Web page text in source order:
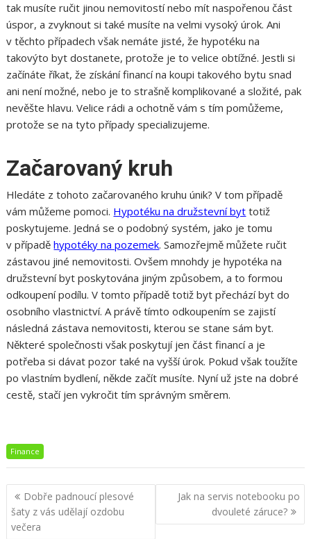
tak musíte ručit jinou nemovitostí nebo mít naspořenou část
úspor, a zvyknout si také musíte na velmi vysoký úrok. Ani
v těchto případech však nemáte jisté, že hypotéku na
takovýto byt dostanete, protože je to velice obtížné. Jestli si
začínáte říkat, že získání financí na koupi takového bytu snad
ani není možné, nebo je to strašně komplikované a složité, pak
nevěšte hlavu. Velice rádi a ochotně vám s tím pomůžeme,
protože se na tyto případy specializujeme.
Začarovaný kruh
Hledáte z tohoto začarovaného kruhu únik? V tom případě
vám můžeme pomoci. Hypotéku na družstevní byt totiž
poskytujeme. Jedná se o podobný systém, jako je tomu
v případěhypotéky na pozemek. Samozřejmě můžete ručit
zástavou jiné nemovitosti. Ovšem mnohdy je hypotéka na
družstevní byt poskytována jiným způsobem, a to formou
odkoupení podílu. V tomto případě totiž byt přechází byt do
osobního vlastnictví. A právě tímto odkoupením se zajistí
následná zástava nemovitosti, kterou se stane sám byt.
Některé společnosti však poskytují jen část financí a je
potřeba si dávat pozor také na vyšší úrok. Pokud však toužíte
po vlastním bydlení, někde začít musíte. Nyní už jste na dobré
cestě, stačí jen vykročit tím správným směrem.
Finance
Navigace
pro
příspěvek
Dobře padnoucí plesové
šaty z vás udělají ozdobu
večera
Jak na servis notebooku po
dvouleté záruce?